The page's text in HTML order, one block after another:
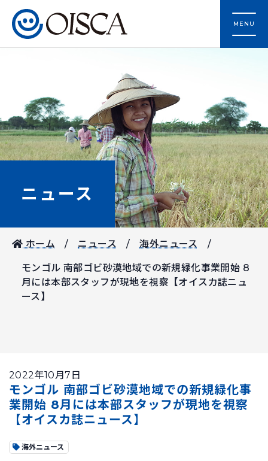
MENU
ニュース
ホーム ニュース 海外ニュース
モンゴル 南部ゴビ砂漠地域での新規緑化事業開始 8
月には本部スタッフが現地を視察【オイスカ誌ニュ
ース】
2022年10月7日
モンゴル 南部ゴビ砂漠地域での新規緑化事
業開始 8月には本部スタッフが現地を視察
【オイスカ誌ニュース】
海外ニュース